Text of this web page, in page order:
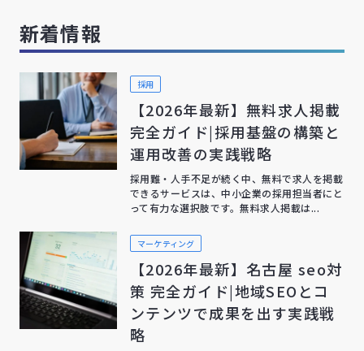
新着情報
採用
【2026年最新】無料求人掲載
完全ガイド|採用基盤の構築と
運用改善の実践戦略
採用難・人手不足が続く中、無料で求人を掲載
できるサービスは、中小企業の採用担当者にと
って有力な選択肢です。無料求人掲載は...
マーケティング
【2026年最新】名古屋 seo対
策 完全ガイド|地域SEOとコ
ンテンツで成果を出す実践戦
略